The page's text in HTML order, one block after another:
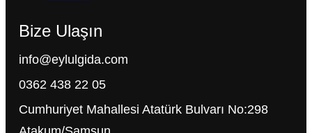
Bize Ulaşın
info@eylulgida.com
0362 438 22 05
Cumhuriyet Mahallesi Atatürk Bulvarı No:298